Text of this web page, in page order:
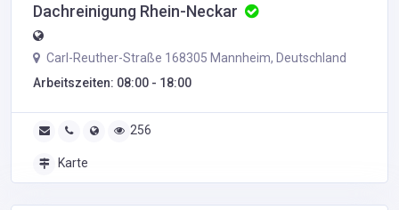
Dachreinigung Rhein-Neckar
Carl-Reuther-Straße 168305 Mannheim, Deutschland
Arbeitszeiten: 08:00 - 18:00
256
Karte